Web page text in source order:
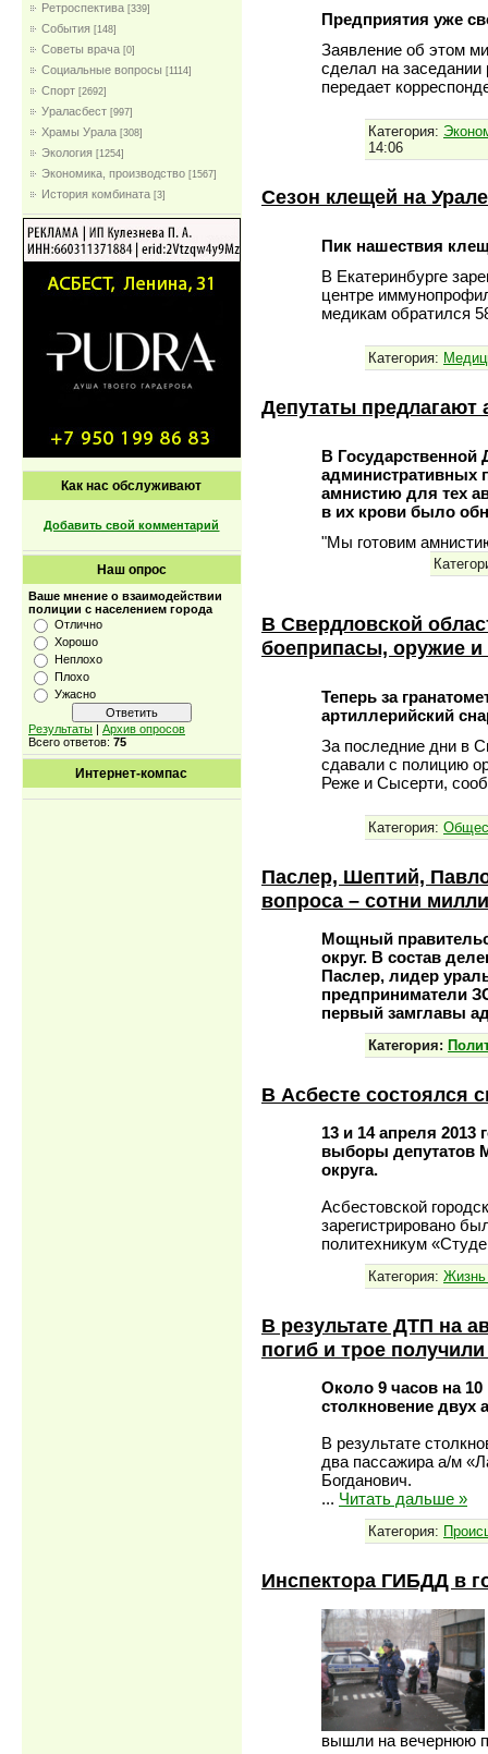
Ретроспектива [339]
События [148]
Советы врача [0]
Социальные вопросы [1114]
Спорт [2692]
Ураласбест [997]
Храмы Урала [308]
Экология [1254]
Экономика, производство [1567]
История комбината [3]
Как нас обслуживают
Добавить свой комментарий
Наш опрос
Ваше мнение о взаимодействии
полиции с населением города
Отлично
Хорошо
Неплохо
Плохо
Ужасно
Результаты | Архив опросов
Всего ответов: 75
Интернет-компас
Предприятия уже
Заявление об этом
сделал на заседании
передает
Категория:
14:06
Сезон клещей на
Пик нашествия
В Екатеринбурге
центре
медикам обратился
Категория:
Депутаты предлагают
В Государственной
административных
амнистию для тех
в их крови было
"Мы готовим
В Свердловской
боеприпасы, оружие и
Теперь за
артиллерийский
За последние дни в
сдавали с полицию
Реже и Сысерти,
Категория:
Паслер, Шептий,
вопроса – сотни
Мощный
округ. В состав
Паслер, лидер
предприниматели
первый замглавы
Категория:
В Асбесте
13 и 14 апреля 2013
выборы депутатов
округа.
Асбестовской
зарегистрировано
политехникум
Категория:
В результате ДТП на
погиб и трое
Около 9 часов на
столкновение двух
В результате
два пассажира а/м
Богданович.
... Читать дальше »
Категория:
Инспектора ГИБДД в
вышли на вечернюю